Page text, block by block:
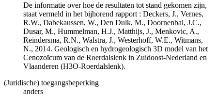
De informatie over hoe de resultaten tot stand gekomen zijn,
staat vermeld in het bijhorend rapport : Deckers, J., Vernes,
R.W., Dabekaussen, W., Den Dulk, M., Doornenbal, J.C.,
Dusar, M., Hummelman, H.J., Matthijs, J., Menkovic, A.,
Reindersma, R.N., Walstra, J., Westerhoff, W.E., Witmans,
N., 2014. Geologisch en hydrogeologisch 3D model van het
Cenozoïcum van de Roerdalslenk in Zuidoost-Nederland en
Vlaanderen (H3O-Roerdalslenk).
(Juridische) toegangsbeperking
anders